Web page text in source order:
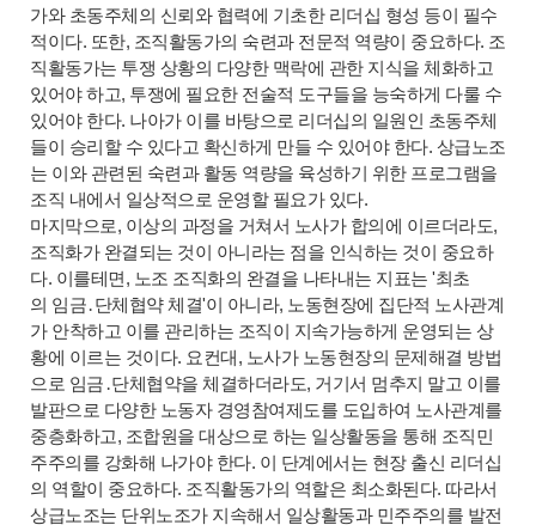
가와 초동주체의 신뢰와 협력에 기초한 리더십 형성 등이 필수
적이다. 또한, 조직활동가의 숙련과 전문적 역량이 중요하다. 조
직활동가는 투쟁 상황의 다양한 맥락에 관한 지식을 체화하고
있어야 하고, 투쟁에 필요한 전술적 도구들을 능숙하게 다룰 수
있어야 한다. 나아가 이를 바탕으로 리더십의 일원인 초동주체
들이 승리할 수 있다고 확신하게 만들 수 있어야 한다. 상급노조
는 이와 관련된 숙련과 활동 역량을 육성하기 위한 프로그램을
조직 내에서 일상적으로 운영할 필요가 있다.
마지막으로, 이상의 과정을 거쳐서 노사가 합의에 이르더라도,
조직화가 완결되는 것이 아니라는 점을 인식하는 것이 중요하
다. 이를테면, 노조 조직화의 완결을 나타내는 지표는 '최초
의 임금․단체협약 체결'이 아니라, 노동현장에 집단적 노사관계
가 안착하고 이를 관리하는 조직이 지속가능하게 운영되는 상
황에 이르는 것이다. 요컨대, 노사가 노동현장의 문제해결 방법
으로 임금․단체협약을 체결하더라도, 거기서 멈추지 말고 이를
발판으로 다양한 노동자 경영참여제도를 도입하여 노사관계를
중층화하고, 조합원을 대상으로 하는 일상활동을 통해 조직민
주주의를 강화해 나가야 한다. 이 단계에서는 현장 출신 리더십
의 역할이 중요하다. 조직활동가의 역할은 최소화된다. 따라서
상급노조는 단위노조가 지속해서 일상활동과 민주주의를 발전